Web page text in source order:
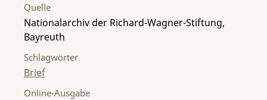
Quelle
Nationalarchiv der Richard-Wagner-Stiftung,
Bayreuth
Schlagwörter
Brief
Online-Ausgabe